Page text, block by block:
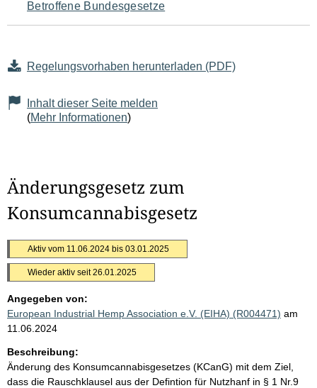
Seiteninhalt
Betroffene Bundesgesetze
Regelungsvorhaben herunterladen (PDF)
Inhalt dieser Seite melden
(Mehr Informationen)
Änderungsgesetz zum
Konsumcannabisgesetz
Aktiv vom 11.06.2024 bis 03.01.2025
Wieder aktiv seit 26.01.2025
Angegeben von:
European Industrial Hemp Association e.V. (EIHA) (R004471) am
11.06.2024
Beschreibung:
Änderung des Konsumcannabisgesetzes (KCanG) mit dem Ziel,
dass die Rauschklausel aus der Defintion für Nutzhanf in § 1 Nr.9